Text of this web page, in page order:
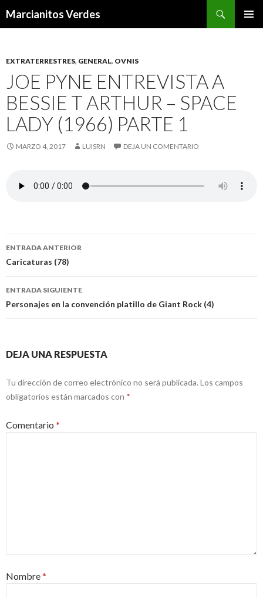
Marcianitos Verdes
EXTRATERRESTRES, GENERAL, OVNIS
JOE PYNE ENTREVISTA A
BESSIE T ARTHUR – SPACE
LADY (1966) PARTE 1
MARZO 4, 2017 LUISRN DEJA UN COMENTARIO
Navegación
de
entradas
ENTRADA ANTERIOR
Caricaturas (78)
ENTRADA SIGUIENTE
Personajes en la convención platillo de Giant Rock (4)
DEJA UNA RESPUESTA
Tu dirección de correo electrónico no será publicada. Los campos
obligatorios están marcados con *
Comentario *
Nombre*